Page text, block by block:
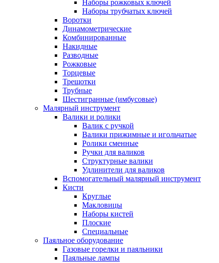
Наборы рожковых ключей
Наборы трубчатых ключей
Воротки
Динамометрические
Комбинированные
Накидные
Разводные
Рожковые
Торцевые
Трещотки
Трубные
Шестигранные (имбусовые)
Малярный инструмент
Валики и ролики
Валик с ручкой
Валики прижимные и игольчатые
Ролики сменные
Ручки для валиков
Структурные валики
Удлинители для валиков
Вспомогательный малярный инструмент
Кисти
Круглые
Макловицы
Наборы кистей
Плоские
Специальные
Паяльное оборудование
Газовые горелки и паяльники
Паяльные лампы